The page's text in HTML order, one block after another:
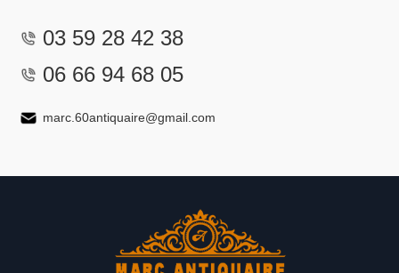
03 59 28 42 38
06 66 94 68 05
marc.60antiquaire@gmail.com